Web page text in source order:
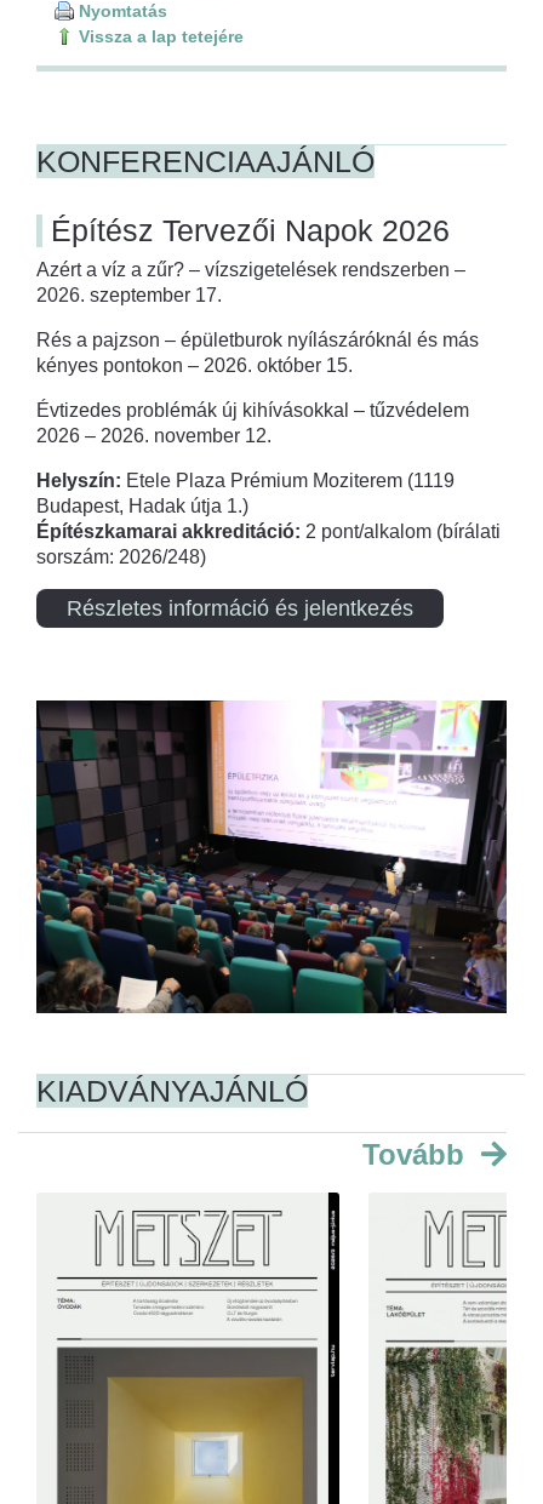
Nyomtatás
Vissza a lap tetejére
KONFERENCIAAJÁNLÓ
Építész Tervezői Napok 2026
Azért a víz a zűr? – vízszigetelések rendszerben –
2026. szeptember 17.
Rés a pajzson – épületburok nyílászáróknál és más
kényes pontokon – 2026. október 15.
Évtizedes problémák új kihívásokkal – tűzvédelem
2026 – 2026. november 12.
Helyszín: Etele Plaza Prémium Moziterem (1119
Budapest, Hadak útja 1.)
Építészkamarai akkreditáció: 2 pont/alkalom (bírálati
sorszám: 2026/248)
Részletes információ és jelentkezés
KIADVÁNYAJÁNLÓ
Tovább